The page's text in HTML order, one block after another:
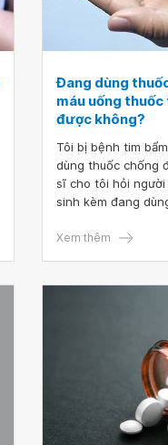
Đang dùng
máu uống
được không?
Tôi bị bệnh tim
dùng thuốc chống
sĩ cho tôi hỏi người
sinh kèm đang
được không? Cảm
Xem thêm